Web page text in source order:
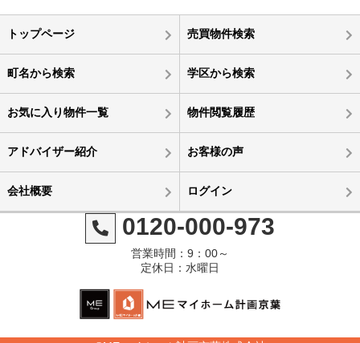
トップページ 売買物件検索
町名から検索 学区から検索
お気に入り物件一覧 物件閲覧履歴
アドバイザー紹介 お客様の声
会社概要 ログイン
0120-000-973
営業時間：9：00～
定休日：水曜日